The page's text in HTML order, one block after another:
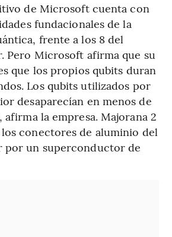
de Microsoft cuenta con
fundacionales de la
frente a los 8 del
Pero Microsoft afirma que su
que los propios qubits duran
Los qubits utilizados por
desaparecían en menos de
afirma la empresa. Majorana 2
conectores de aluminio del
por un superconductor de